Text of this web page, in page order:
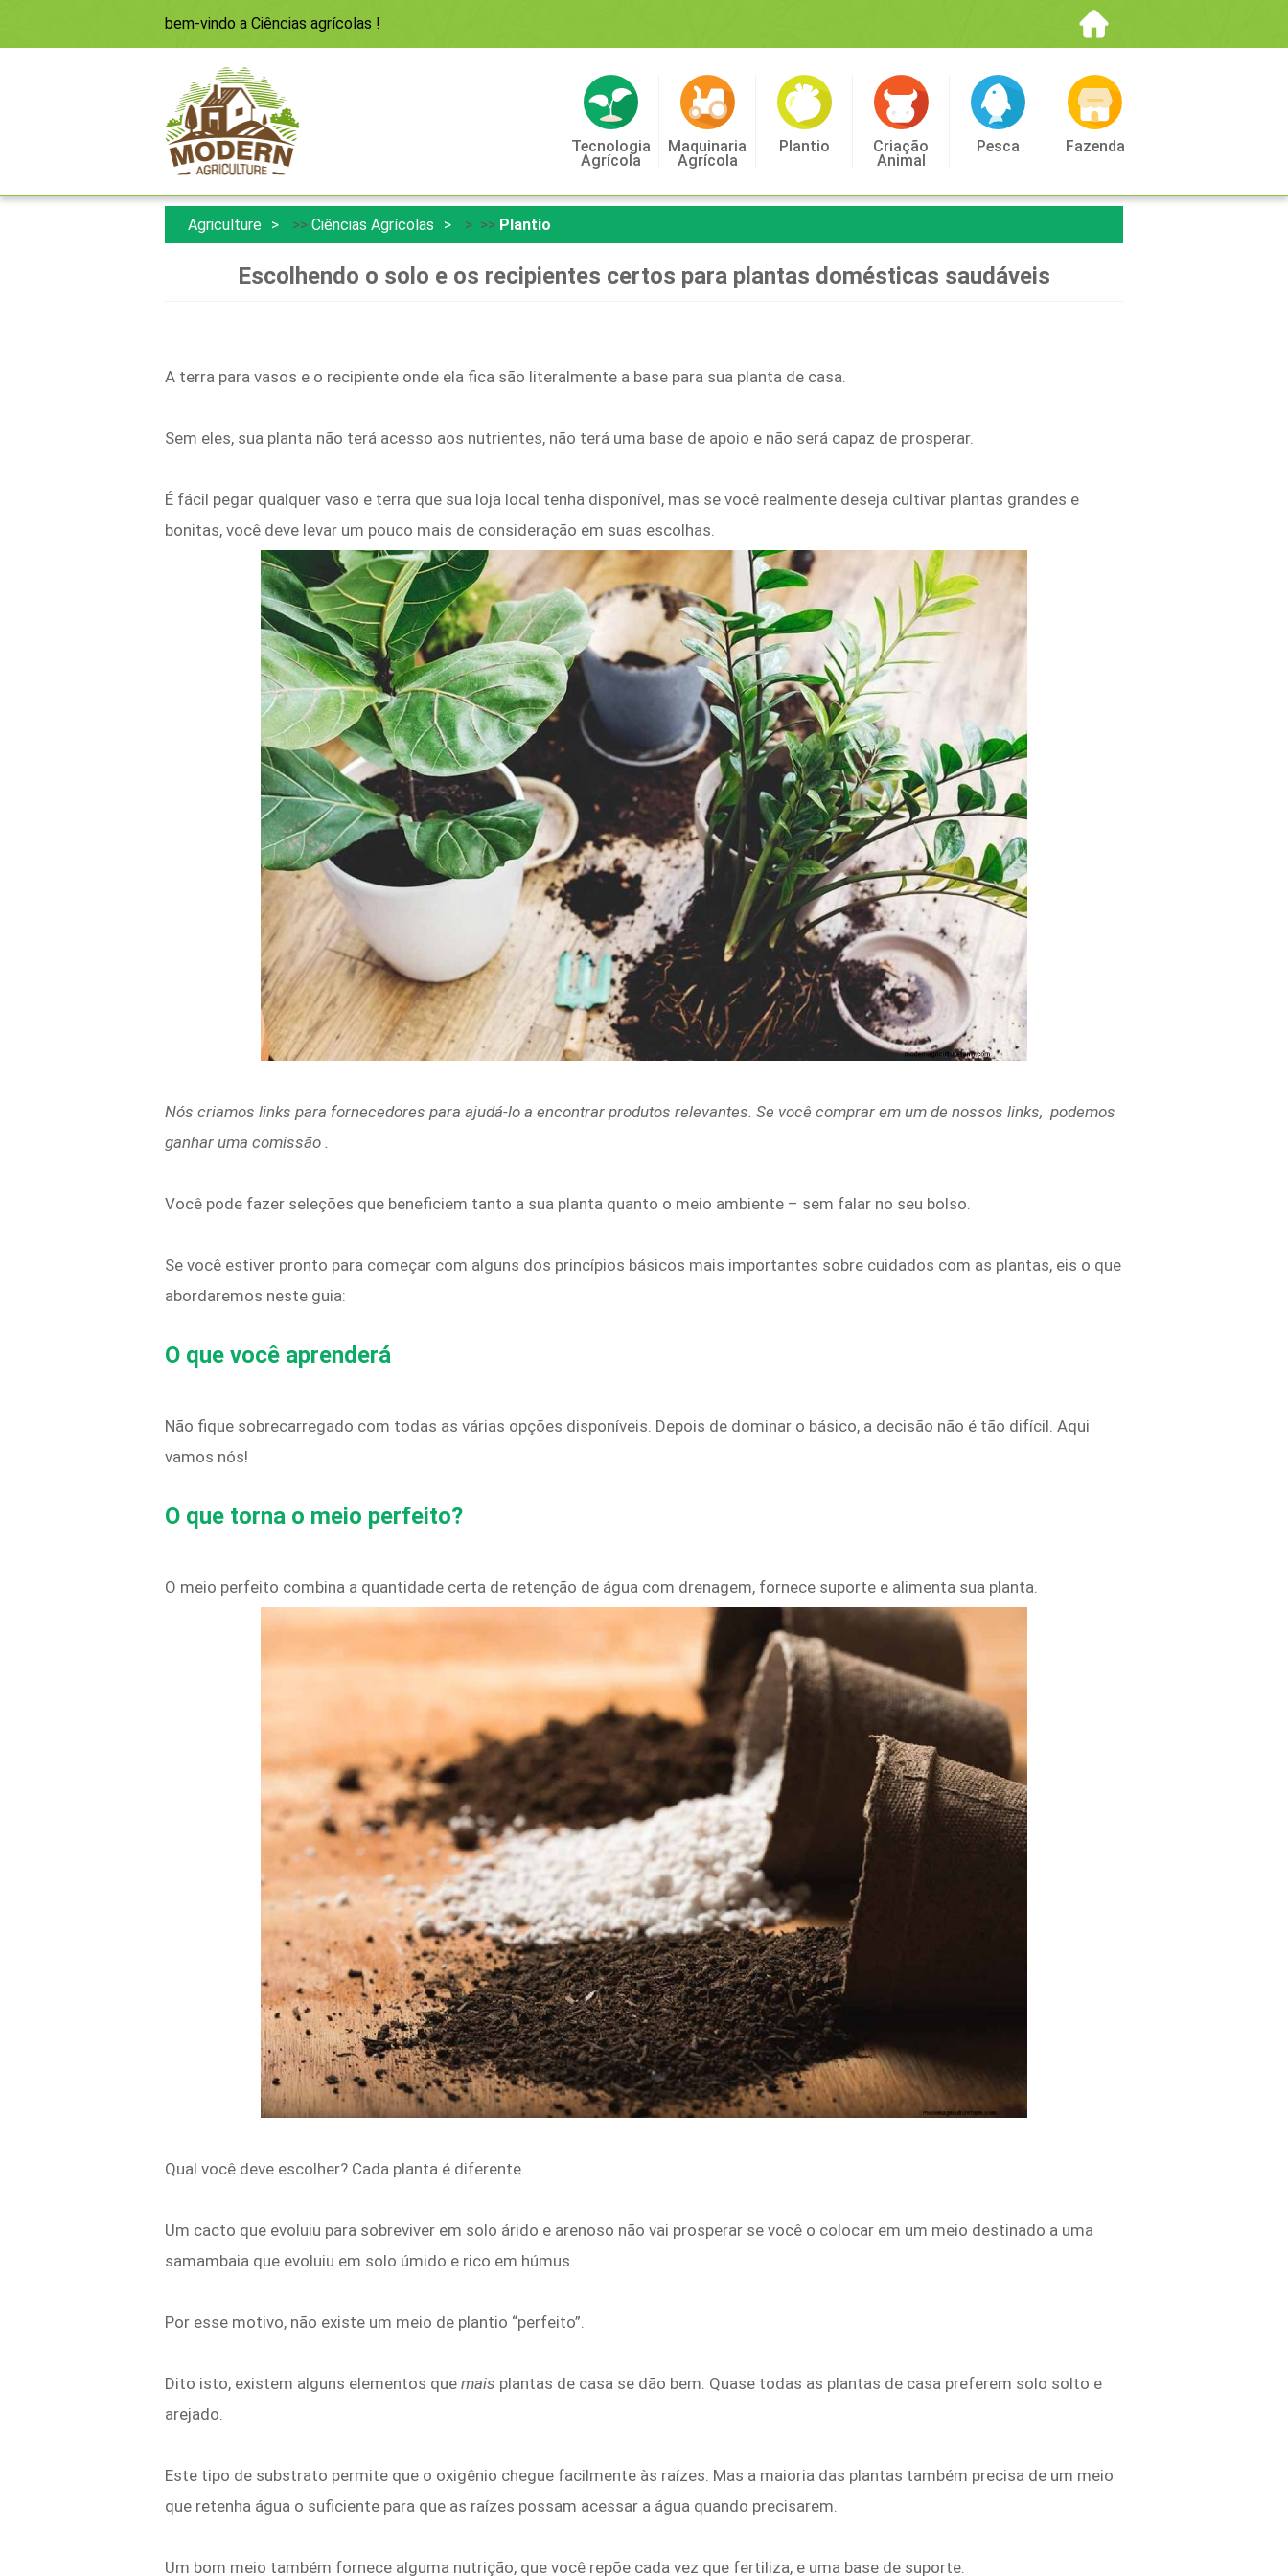
bem-vindo a Ciências agrícolas !
Tecnologia
Agrícola
Maquinaria
Agrícola
Plantio Criação
Animal
Pesca Fazenda
Agriculture >> Ciências Agrícolas > >> Plantio
Escolhendo o solo e os recipientes certos para plantas domésticas saudáveis
A terra para vasos e o recipiente onde ela fica são literalmente a base para sua planta de casa.
Sem eles, sua planta não terá acesso aos nutrientes, não terá uma base de apoio e não será capaz de prosperar.
É fácil pegar qualquer vaso e terra que sua loja local tenha disponível, mas se você realmente deseja cultivar plantas grandes e
bonitas, você deve levar um pouco mais de consideração em suas escolhas.
Nós criamos links para fornecedores para ajudá-lo a encontrar produtos relevantes. Se você comprar em um de nossos links, podemos
ganhar uma comissão .
Você pode fazer seleções que beneficiem tanto a sua planta quanto o meio ambiente – sem falar no seu bolso.
Se você estiver pronto para começar com alguns dos princípios básicos mais importantes sobre cuidados com as plantas, eis o que
abordaremos neste guia:
O que você aprenderá
Não fique sobrecarregado com todas as várias opções disponíveis. Depois de dominar o básico, a decisão não é tão difícil. Aqui
vamos nós!
O que torna o meio perfeito?
O meio perfeito combina a quantidade certa de retenção de água com drenagem, fornece suporte e alimenta sua planta.
Qual você deve escolher? Cada planta é diferente.
Um cacto que evoluiu para sobreviver em solo árido e arenoso não vai prosperar se você o colocar em um meio destinado a uma
samambaia que evoluiu em solo úmido e rico em húmus.
Por esse motivo, não existe um meio de plantio “perfeito”.
Dito isto, existem alguns elementos que mais plantas de casa se dão bem. Quase todas as plantas de casa preferem solo solto e
arejado.
Este tipo de substrato permite que o oxigênio chegue facilmente às raízes. Mas a maioria das plantas também precisa de um meio
que retenha água o suficiente para que as raízes possam acessar a água quando precisarem.
Um bom meio também fornece alguma nutrição, que você repõe cada vez que fertiliza, e uma base de suporte.